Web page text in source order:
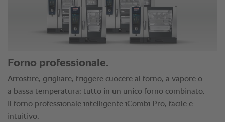
Forno professionale.
Arrostire, grigliare, friggere cuocere al forno, a vapore o
a bassa temperatura: tutto in un unico forno combinato.
Il forno professionale intelligente iCombi Pro, facile e
intuitivo.